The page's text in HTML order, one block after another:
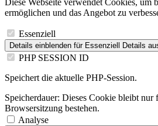
Diese Webseite verwendet Cookies, um
ermöglichen und das Angebot zu
Essenziell
Details einblenden für Essenziell Details
PHP SESSION ID
Speichert die aktuelle PHP-Session.
Speicherdauer: Dieses Cookie bleibt nur
Browsersitzung bestehen.
Analyse